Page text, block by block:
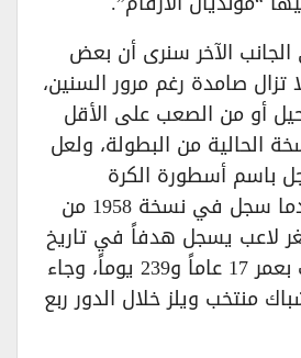
الجانب الآخر سنرى أن بعض
تزال صامدة رغم مرور السنين،
أو من الصعب على الأقل
الحالية من البطولة، ولعل
باسم أسطورة الكرة
البرازيلية بيليه، عندما سجل في نسخة 1958 من
لاعب يسجل هدفاً في تاريخ
كأس العالم، وذلك بعمر 17 عاماً و239 يوماً، وجاء
منتخب ويلز خلال الدور ربع